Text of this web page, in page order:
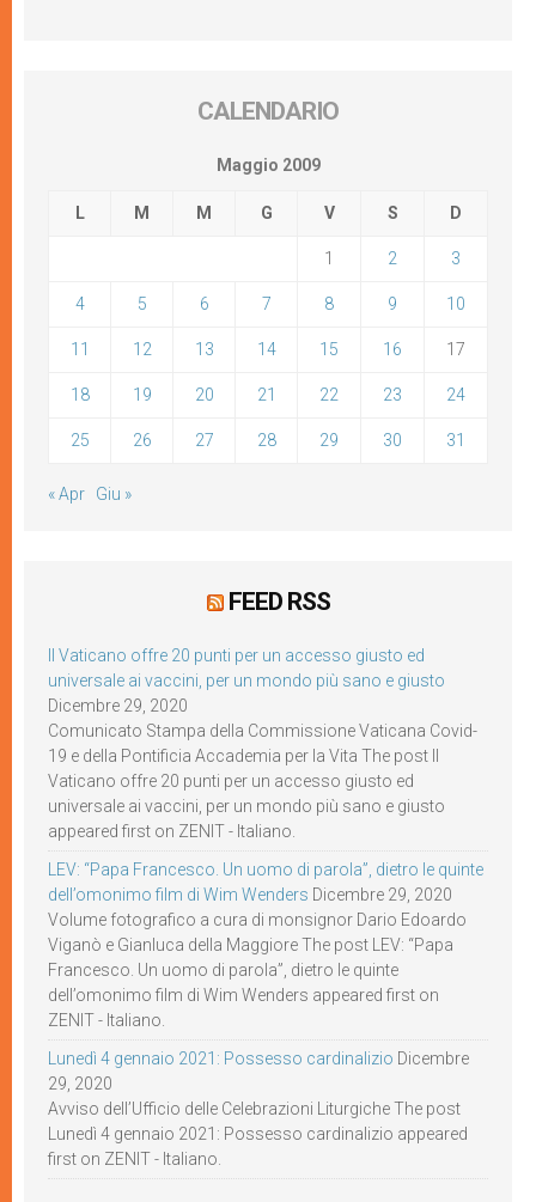
CALENDARIO
Maggio 2009
L M M G V S D
1 2 3
4 5 6 7 8 9 10
11 12 13 14 15 16 17
18 19 20 21 22 23 24
25 26 27 28 29 30 31
« Apr Giu »
FEED RSS
Il Vaticano offre 20 punti per un accesso giusto ed
universale ai vaccini, per un mondo più sano e giusto
Dicembre 29, 2020
Comunicato Stampa della Commissione Vaticana Covid-
19 e della Pontificia Accademia per la Vita The post Il
Vaticano offre 20 punti per un accesso giusto ed
universale ai vaccini, per un mondo più sano e giusto
appeared first on ZENIT - Italiano.
LEV: “Papa Francesco. Un uomo di parola”, dietro le quinte
dell’omonimo film di Wim Wenders Dicembre 29, 2020
Volume fotografico a cura di monsignor Dario Edoardo
Viganò e Gianluca della Maggiore The post LEV: “Papa
Francesco. Un uomo di parola”, dietro le quinte
dell’omonimo film di Wim Wenders appeared first on
ZENIT - Italiano.
Lunedì 4 gennaio 2021: Possesso cardinalizio Dicembre
29, 2020
Avviso dell’Ufficio delle Celebrazioni Liturgiche The post
Lunedì 4 gennaio 2021: Possesso cardinalizio appeared
first on ZENIT - Italiano.